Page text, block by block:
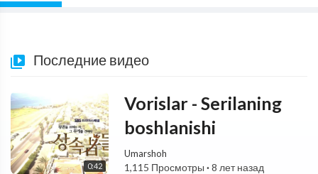
Последние видео
0:42
Vorislar - Serilaning
boshlanishi
Umarshoh
1,115 Просмотры ·8 лет назад